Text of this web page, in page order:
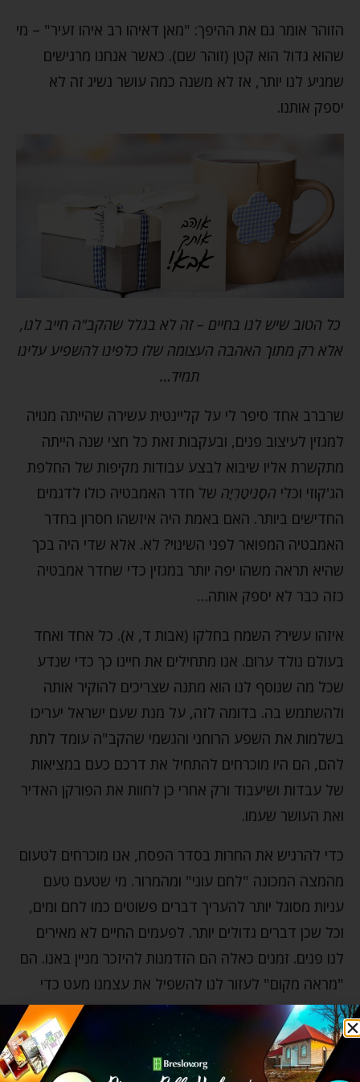
הזוהר אומר גם את ההיפך: "מאן דאיהו רב איהו זעיר" – מי
שהוא גדול הוא קטן (זוהר שם). כאשר אנחנו מרגישים
שמגיע לנו יותר, אז לא משנה כמה עושר נשיג זה לא
יספק אותנו.
כל הטוב שיש לנו בחיים – זה לא בגלל שהקב"ה חייב לנו,
אלא רק מתוך האהבה העצומה שלו כלפינו להשפיע עלינו
תמיד…
שרברב אחד סיפר לי על קליינטית עשירה שהייתה מנויה
למגזין לעיצוב פנים, ובעקבות זאת כל חצי שנה הייתה
מתקשרת אליו שיבוא לבצע עבודות מקיפות של החלפת
הג'קוזי וכלי הסָנִיטַרְיָה של חדר האמבטיה כולו לדגמים
החדישים ביותר. האם באמת היה איזשהו חסרון בחדר
האמבטיה המפואר לפני השינוי? לא. אלא שדי היה בכך
שהיא תראה משהו יפה יותר במגזין כדי שחדר אמבטיה
כזה כבר לא יספק אותה…
איזהו עשיר? השמח בחלקו (אבות ד, א). כל אחד ואחד
בעולם נולד ערום. אנו מתחילים את חיינו כך כדי שנדע
שכל מה שנוסף לנו הוא מתנה שצריכים להוקיר אותה
ולהשתמש בה. בדומה לזה, על מנת שעם ישראל יעריכו
בשלמות את השפע הרוחני והגשמי שהקב"ה עומד לתת
להם, הם היו מוכרחים להתחיל את דרכם כעם במציאות
של עבדות ושיעבוד ורק אחרי כן לחוות את הפורקן האדיר
ואת העושר שעמו.
כדי להרגיש את החרות בסדר הפסח, אנו מוכרחים לטעום
מהמצה המכונה "לחם עוני" ומהמרור. מי שטעם טעם
עניות מסוגל יותר להעריך דברים פשוטים כמו לחם ומים,
וכל שכן דברים גדולים יותר. לפעמים החיים לא מאירים
לנו פנים. זמנים כאלה הם הזדמנות להיזכר מניין באנו. הם
"מראה מקום" לעזור לנו להשפיל את עצמנו מעט כדי
שנוכל באמת להעריך את מה שיש לנו – בריאות, משפחה,
בית, מכונית ועוד הרבה דברים נפלאים!
(מבוסס על דברי רבי נתן מברסלב, ליקוטי הלכות, פורים